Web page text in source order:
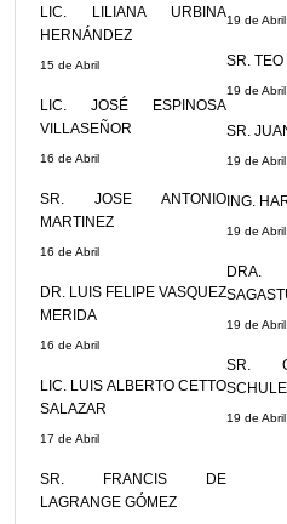
LIC. LILIANA URBINA
HERNÁNDEZ
15 de Abril
LIC. JOSÉ ESPINOSA
VILLASEÑOR
16 de Abril
SR. JOSE ANTONIO
MARTINEZ
16 de Abril
DR. LUIS FELIPE VASQUEZ
MERIDA
16 de Abril
LIC. LUIS ALBERTO CETTO
SALAZAR
17 de Abril
SR. FRANCIS DE
LAGRANGE GÓMEZ
19 de Abril
SR.
19 de Abril
SR.
19 de Abril
ING.
19 de Abril
DRA.
19 de Abril
SR.
19 de Abril